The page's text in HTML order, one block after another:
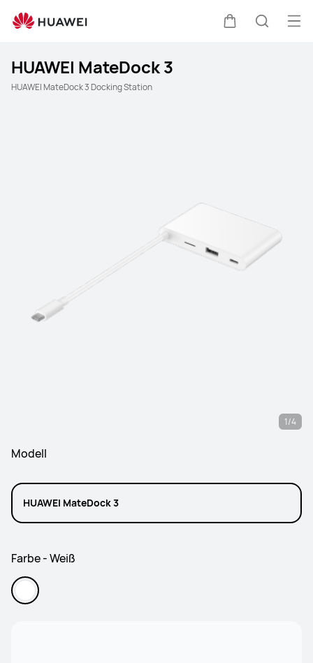
HUAWEI MateDock 3
HUAWEI MateDock 3 Docking Station
1/4
Modell
HUAWEI MateDock 3
Farbe - Weiß